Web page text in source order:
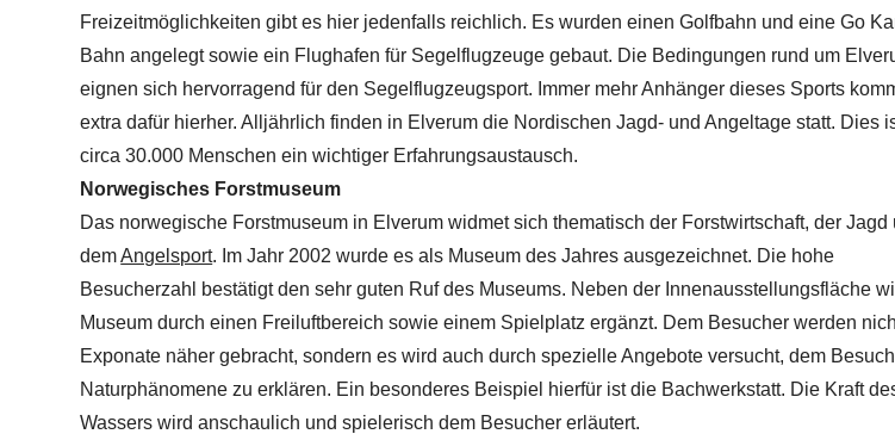
Freizeitmöglichkeiten gibt es hier jedenfalls reichlich. Es wurden einen Golfbahn und eine Go
Bahn angelegt sowie ein Flughafen für Segelflugzeuge gebaut. Die Bedingungen rund um
eignen sich hervorragend für den Segelflugzeugsport. Immer mehr Anhänger dieses Sports
extra dafür hierher. Alljährlich finden in Elverum die Nordischen Jagd- und Angeltage statt. Dies
circa 30.000 Menschen ein wichtiger Erfahrungsaustausch.
Norwegisches Forstmuseum
Das norwegische Forstmuseum in Elverum widmet sich thematisch der Forstwirtschaft, der Jagd
demAngelsport. Im Jahr 2002 wurde es als Museum des Jahres ausgezeichnet. Die hohe
Besucherzahl bestätigt den sehr guten Ruf des Museums. Neben der Innenausstellungsfläche
Museum durch einen Freiluftbereich sowie einem Spielplatz ergänzt. Dem Besucher werden
Exponate näher gebracht, sondern es wird auch durch spezielle Angebote versucht, dem
Naturphänomene zu erklären. Ein besonderes Beispiel hierfür ist die Bachwerkstatt. Die Kraft
Wassers wird anschaulich und spielerisch dem Besucher erläutert.